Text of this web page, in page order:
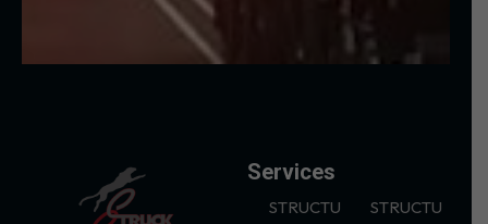
Services
STRUCTU
STRUCTU